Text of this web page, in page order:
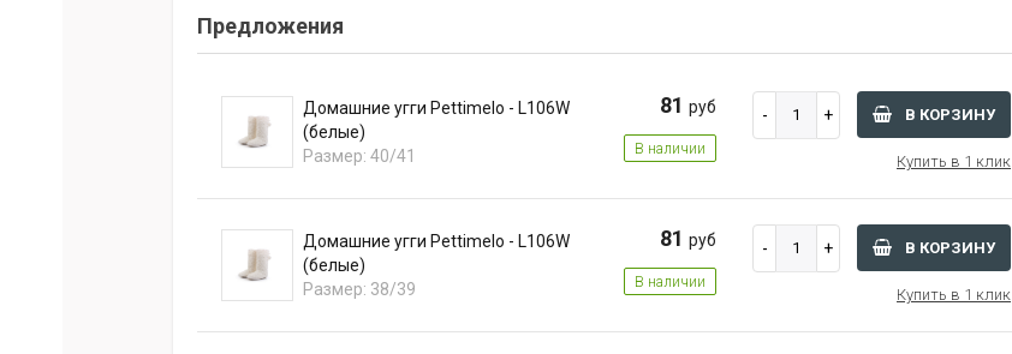
Предложения
Домашние угги Pettimelo - L106W
(белые)
Размер: 40/41
81 руб
В наличии
В КОРЗИНУ
Купить в 1 клик
Домашние угги Pettimelo - L106W
(белые)
Размер: 38/39
81 руб
В наличии
В КОРЗИНУ
Купить в 1 клик